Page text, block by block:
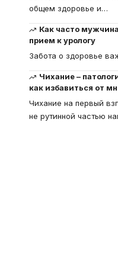
общем здоровье и…
Как часто
прием к урологу
Забота о здоровье
Чихание –
как избавиться от
Чихание на первый
не рутинной частью